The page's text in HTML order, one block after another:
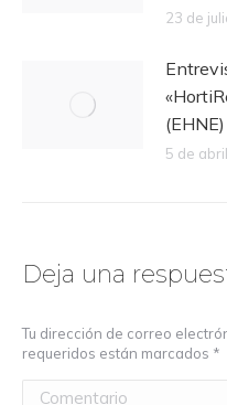
23 de
(EHNE)
5 de
Deja una
Tu dirección de correo
requeridos están marcados *
Comentario